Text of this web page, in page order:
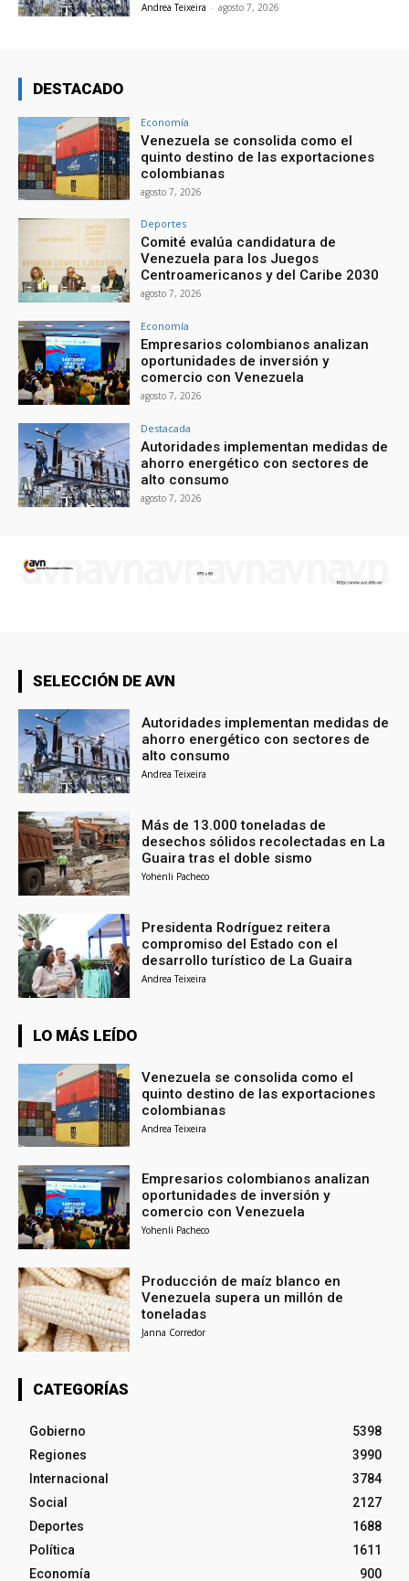
Andrea Teixeira - agosto 7, 2026
DESTACADO
Economía
Venezuela se consolida como el
quinto destino de las exportaciones
colombianas
agosto 7, 2026
Deportes
Comité evalúa candidatura de
Venezuela para los Juegos
Centroamericanos y del Caribe 2030
agosto 7, 2026
Economía
Empresarios colombianos analizan
oportunidades de inversión y
comercio con Venezuela
agosto 7, 2026
Destacada
Autoridades implementan medidas de
ahorro energético con sectores de
alto consumo
agosto 7, 2026
SELECCIÓN DE AVN
Autoridades implementan medidas de
ahorro energético con sectores de
alto consumo
Andrea Teixeira
Más de 13.000 toneladas de
desechos sólidos recolectadas en La
Guaira tras el doble sismo
Yohenli Pacheco
Presidenta Rodríguez reitera
compromiso del Estado con el
desarrollo turístico de La Guaira
Andrea Teixeira
LO MÁS LEÍDO
Venezuela se consolida como el
quinto destino de las exportaciones
colombianas
Andrea Teixeira
Empresarios colombianos analizan
oportunidades de inversión y
comercio con Venezuela
Yohenli Pacheco
Producción de maíz blanco en
Venezuela supera un millón de
toneladas
Janna Corredor
CATEGORÍAS
Gobierno
5398
Regiones
3990
Internacional
3784
Social
2127
Deportes
1688
Política
1611
Economía
900